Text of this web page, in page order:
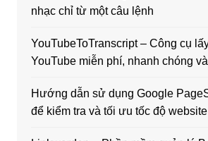
nhạc chỉ từ một câu lệnh
YouTubeToTranscript – Công cụ
YouTube miễn phí, nhanh chóng
Hướng dẫn sử dụng Google
để kiểm tra và tối ưu tốc độ website